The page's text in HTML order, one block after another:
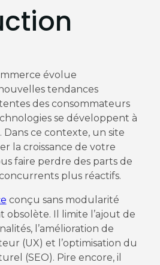
évolue
tendances
des consommateurs
se développent à
ce contexte, un site
la croissance de votre
faire perdre des parts de
plus réactifs.
conçu sans modularité
obsolète. Il limite l’ajout de
l’amélioration de
(UX) et l’optimisation du
(SEO). Pire encore, il